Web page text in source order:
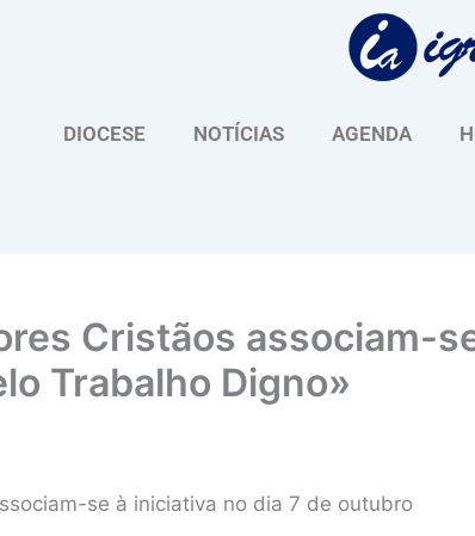
DIOCESE NOTÍCIAS AGENDA
Cristãos associam-
Trabalho Digno»
se à iniciativa no dia 7 de outubro